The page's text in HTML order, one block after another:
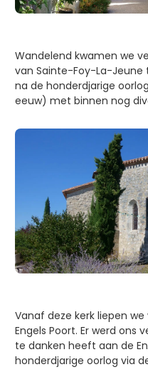
Wandelend kwamen we
van Sainte-Foy-La-
na de honderdjarige
eeuw) met binnen nog
Vanaf deze kerk liepen
Engels Poort. Er werd ons
te danken heeft aan de
honderdjarige oorlog via